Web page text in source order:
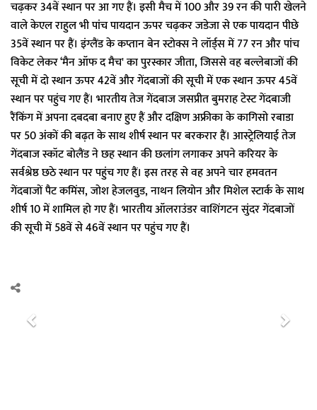
चढ़कर 34वें स्थान पर आ गए हैं। इसी मैच में 100 और 39 रन की पारी खेलने
वाले केएल राहुल भी पांच पायदान ऊपर चढ़कर जडेजा से एक पायदान पीछे
35वें स्थान पर हैं। इंग्लैंड के कप्तान बेन स्टोक्स ने लॉर्ड्स में 77 रन और पांच
विकेट लेकर ‘मैन ऑफ द मैच' का पुरस्कार जीता, जिससे वह बल्लेबाजों की
सूची में दो स्थान ऊपर 42वें और गेंदबाजों की सूची में एक स्थान ऊपर 45वें
स्थान पर पहुंच गए हैं। भारतीय तेज गेंदबाज जसप्रीत बुमराह टेस्ट गेंदबाजी
रैंकिंग में अपना दबदबा बनाए हुए हैं और दक्षिण अफ्रीका के कागिसो रबाडा
पर 50 अंकों की बढ़त के साथ शीर्ष स्थान पर बरकरार हैं। आस्ट्रेलियाई तेज
गेंदबाज स्कॉट बोलैंड ने छह स्थान की छलांग लगाकर अपने करियर के
सर्वश्रेष्ठ छठे स्थान पर पहुंच गए हैं। इस तरह से वह अपने चार हमवतन
गेंदबाजों पैट कमिंस, जोश हेजलवुड, नाथन लियोन और मिशेल स्टार्क के साथ
शीर्ष 10 में शामिल हो गए हैं। भारतीय ऑलराउंडर वाशिंगटन सुंदर गेंदबाजों
की सूची में 58वें से 46वें स्थान पर पहुंच गए हैं।
P N